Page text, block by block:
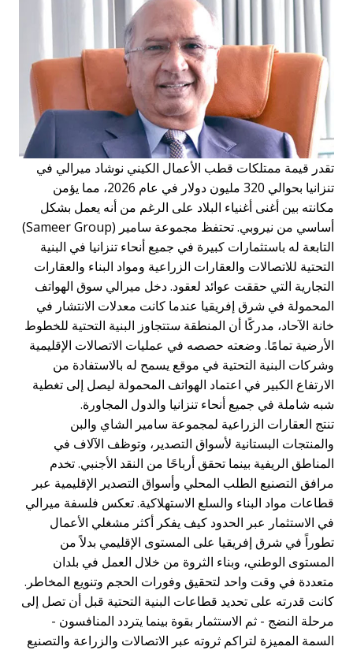
تقدر قيمة ممتلكات قطب الأعمال الكيني نوشاد ميرالي في
تنزانيا بحوالي 320 مليون دولار في عام 2026، مما يؤمن
مكانته بين أغنى أغنياء البلاد على الرغم من أنه يعمل بشكل
أساسي من نيروبي. تحتفظ مجموعة سامير (Sameer Group)
التابعة له باستثمارات كبيرة في جميع أنحاء تنزانيا في البنية
التحتية للاتصالات والعقارات الزراعية ومواد البناء والعقارات
التجارية التي حققت عوائد لعقود. دخل ميرالي سوق الهواتف
المحمولة في شرق إفريقيا عندما كانت معدلات الانتشار في
خانة الآحاد، مدركًا أن المنطقة ستتجاوز البنية التحتية للخطوط
الأرضية تمامًا. وضعته حصصه في عمليات الاتصالات الإقليمية
وشركات البنية التحتية في موقع يسمح له بالاستفادة من
الارتفاع الكبير في اعتماد الهواتف المحمولة ليصل إلى تغطية
شبه شاملة في جميع أنحاء تنزانيا والدول المجاورة.
تنتج العقارات الزراعية لمجموعة سامير الشاي والبن
والمنتجات البستانية لأسواق التصدير، وتوظف الآلاف في
المناطق الريفية بينما تحقق أرباحًا من النقد الأجنبي. تخدم
مرافق التصنيع الطلب المحلي وأسواق التصدير الإقليمية عبر
قطاعات مواد البناء والسلع الاستهلاكية. تعكس فلسفة ميرالي
في الاستثمار عبر الحدود كيف يفكر أكثر مشغلي الأعمال
تطوراً في شرق إفريقيا على المستوى الإقليمي بدلاً من
المستوى الوطني، وبناء الثروة من خلال العمل في بلدان
متعددة في وقت واحد لتحقيق وفورات الحجم وتنويع المخاطر.
كانت قدرته على تحديد قطاعات البنية التحتية قبل أن تصل إلى
مرحلة النضج - ثم الاستثمار بقوة بينما يتردد المنافسون -
السمة المميزة لتراكم ثروته عبر الاتصالات والزراعة والتصنيع